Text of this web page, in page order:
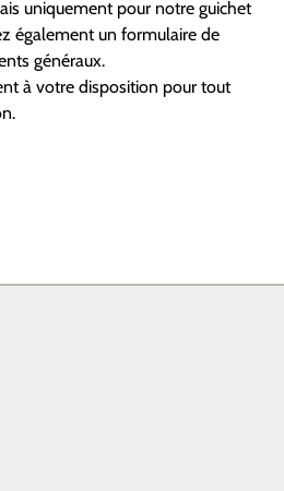
uniquement pour notre guichet
également un formulaire de
généraux.
à votre disposition pour tout